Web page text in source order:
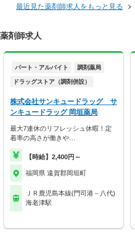
最近見た薬剤師求人をもっと見る
剤師求人
パート・アルバイト 調剤薬局
ドラッグストア（調剤併設）
株式会社サンキュードラッグ サ
ンキュードラッグ 岡垣薬局
最大7連休のリフレッシュ休暇！定
着率の高さが働きや…
【時給】2,400円～
福岡県 遠賀郡岡垣町
ＪＲ鹿児島本線(門司港－八代)
海老津駅